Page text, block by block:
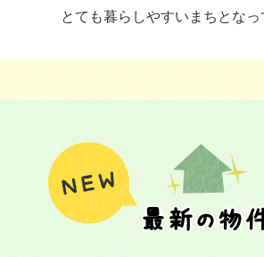
とても暮らしやすいまちとなっ